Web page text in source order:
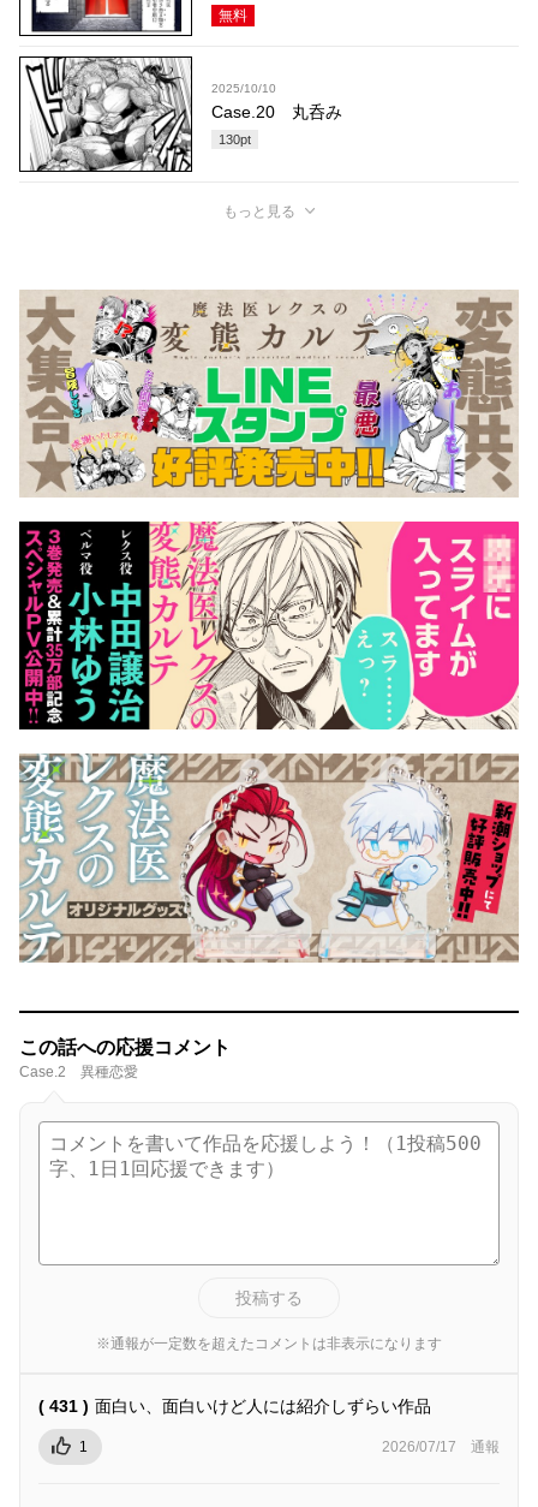
無料
2025/10/10
Case.20 丸呑み
130pt
もっと見る
この話への応援コメント
Case.2 異種恋愛
投稿する
※通報が一定数を超えたコメントは非表示になります
( 431 ) 面白い、面白いけど人には紹介しずらい作品
1 2026/07/17 通報